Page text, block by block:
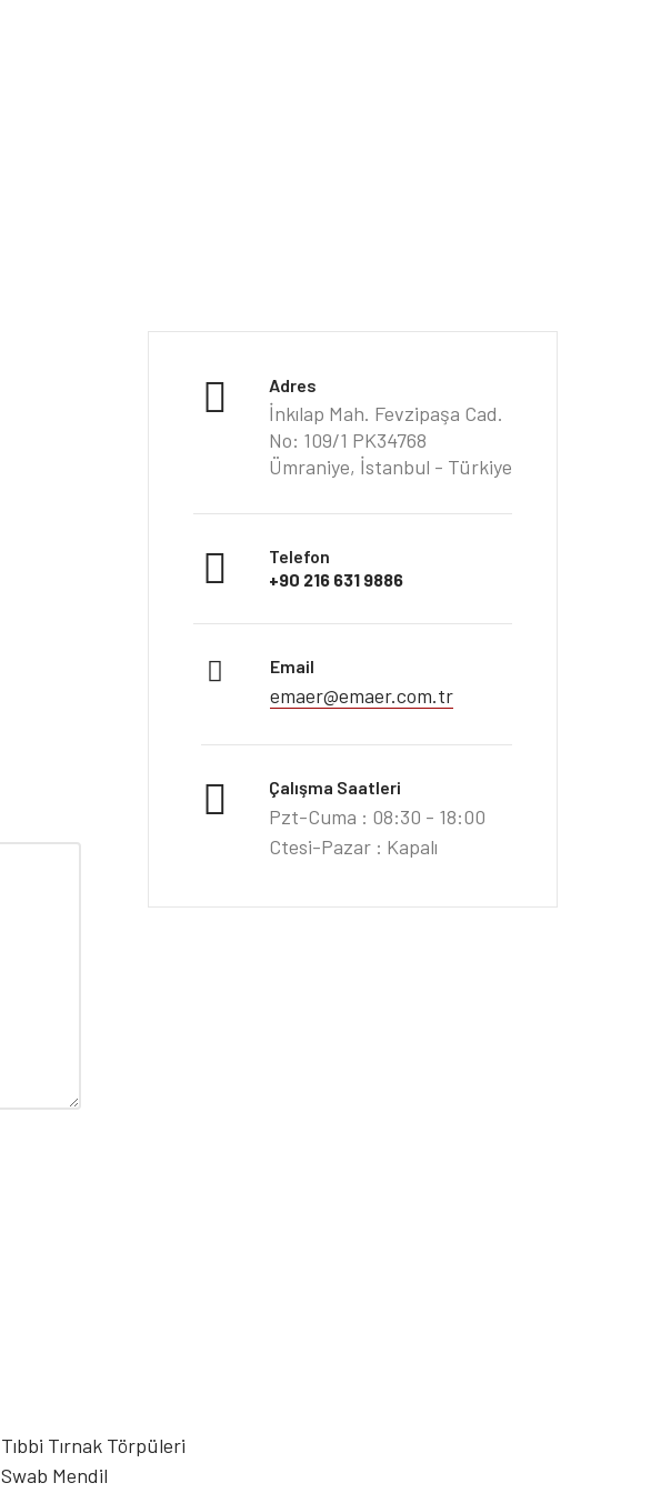
Adres
İnkılap Mah. Fevzipaşa Cad.
No: 109/1 PK34768
Ümraniye, İstanbul - Türkiye
Telefon
+90 216 631 9886
Email
emaer@emaer.com.tr
Çalışma Saatleri
Pzt-Cuma : 08:30 - 18:00
Ctesi-Pazar : Kapalı
Tıbbi Tırnak Törpüleri
Swab Mendil